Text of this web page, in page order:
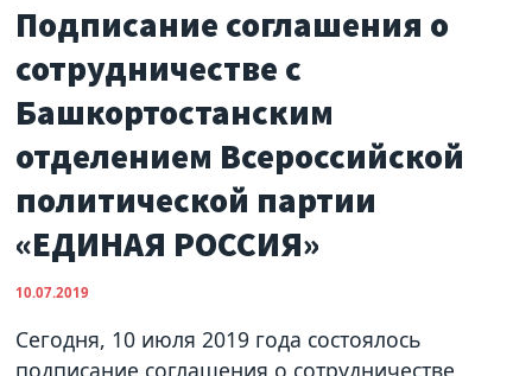
Подписание соглашения о
сотрудничестве с
Башкортостанским
отделением Всероссийской
политической партии
«ЕДИНАЯ РОССИЯ»
10.07.2019
Сегодня, 10 июля 2019 года состоялось
подписание соглашения о сотрудничестве